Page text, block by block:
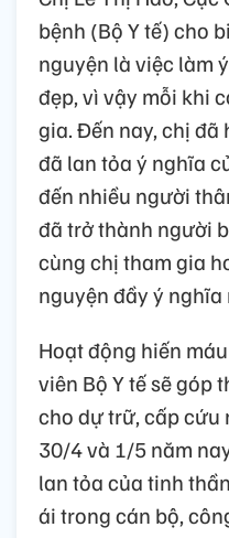
bệnh (Bộ Y tế) cho
nguyện là việc làm
đẹp, vì vậy mỗi khi
gia. Đến nay, chị đã
đã lan tỏa ý nghĩa
đến nhiều người
đã trở thành người
cùng chị tham gia
nguyện đầy ý nghĩa
Hoạt động hiến
viên Bộ Y tế sẽ góp
cho dự trữ, cấp cứu
30/4 và 1/5 năm
lan tỏa của tinh
ái trong cán bộ,